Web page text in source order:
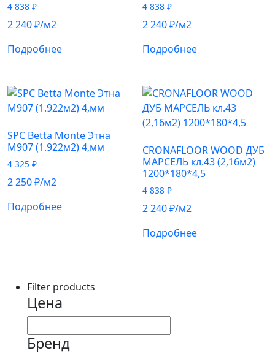
4 838 ₽
2 240₽/м2
Подробнее
4 838₽
2 240₽/м2
Подробнее
SPC Betta Monte Этна
M907 (1.922м2) 4,мм
4 325 ₽
2 250₽/м2
Подробнее
CRONAFLOOR WOOD ДУБ
МАРСЕЛЬ кл.43 (2,16м2)
1200*180*4,5
4 838₽
2 240₽/м2
Подробнее
Filter products
Цена
Бренд